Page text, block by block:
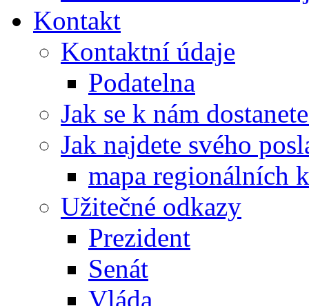
Kontakt
Kontaktní údaje
Podatelna
Jak se k nám
Jak najdete svého
mapa regionálních
Užitečné odkazy
Prezident
Senát
Vláda